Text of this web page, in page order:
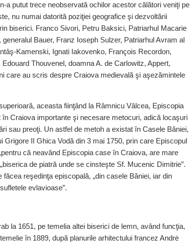
a putut trece neobservată ochilor acestor călători veniţi pe
nu numai datorită poziţiei geografice şi dezvoltării
biserici. Franco Sivori, Petru Baksici, Patriarhul Macarie
Bauer, Franz Ioseph Sulzer, Patriarhul Avram al
Kamenski, Ignati Iakovenko, François Recordon,
Thouvenel, doamna A. de Carlowitz, Appert,
care au scris despre Craiova medievală şi aşezămintele
aceasta fiinţând la Râmnicu Vâlcea, Episcopia
Craiova importante şi necesare metocuri, adică locaşuri
sau preoţi. Un astfel de metoh a existat în Casele Băniei,
Grigore II Ghica Vodă din 3 mai 1750, prin care Episcopul
că neavând Episcopia case în Craiova, are mare
de piatră unde se cinsteşte Sf. Mucenic Dimitrie”.
reşedinţa episcopală, „din casele Băniei, iar din
evlavioase”.
la 1651, pe temelia altei biserici de lemn, având funcţia,
în 1889, după planurile arhitectului francez Andrė